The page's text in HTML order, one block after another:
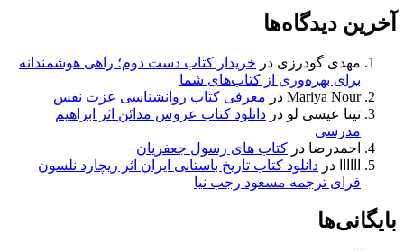
آخرین دیدگاه‌ها
مهدی گودرزی در خریدار کتاب دست دوم؛ راهی هوشمندانه
برای بهره‌وری از کتاب‌های شما
Mariya Nour در معرفی کتاب روانشناسی عزت نفس
تینا عیسی لو در دانلود کتاب عروس مدائن اثر ابراهیم
مدرسی
احمدرضا در کتاب های رسول جعفریان
در دانلود کتاب تاریخ باستانی ایران اثر ریچارد نلسون
فرای ترجمه مسعود رجب نیا
بایگانی‌ها